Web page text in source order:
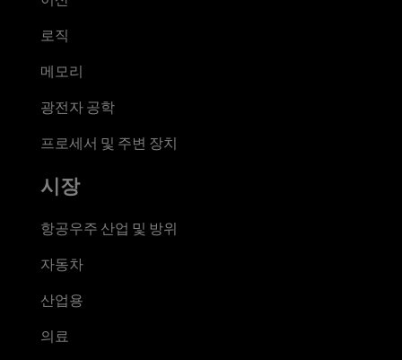
로직
메모리
광전자 공학
프로세서 및 주변 장치
시장
항공우주 산업 및 방위
자동차
산업용
의료